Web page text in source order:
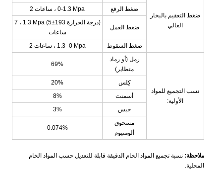
ضغط التعقيم بالبخار
العالي
ضغط الرفع
0-1.3 Mpa، 2 ساعات
ضغط العمل
1.3 Mpa (درجة الحرارة 193±5) ، 7
ساعات
ضغط السقوط
1.3 -0 Mpa ، 2 ساعات
نسب التجميع للمواد
الأولية:
رمل (أو رماد
متطاير)
69%
كِلس
20%
أسمنت
8%
جبس
3%
مسحوق
ألومنيوم
0.074%
ملاحظة: نسبة تجميع المواد الخام الدقيقة قابلة للتعديل حسب المواد الخام
المحلية.